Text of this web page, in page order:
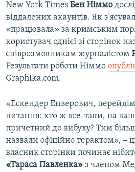
New York Times Бен Німмо
віддалених акаунтів. Як
«працювала» за кримським
користувач однієї зі сторінок
співрозмовникам журналістом
Результати роботи Німмо
Graphika.com.
«Ескендер Енверович,
питання: хто ж все-таки, на
причетний до вибуху? Тим
назвали офіційно терактом», ‒
власник сторінки починає
«Тараса Павленка» з членом